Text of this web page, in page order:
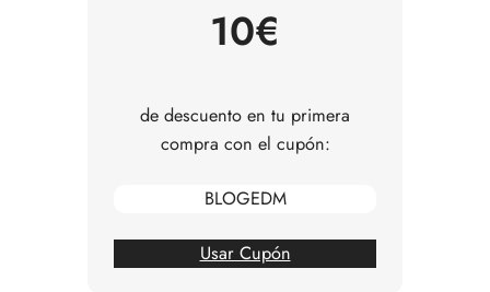
Preguntas frecuentes sobre las frutas de hueso
10€
de descuento en tu primera
compra con el cupón:
BLOGEDM
Usar Cupón